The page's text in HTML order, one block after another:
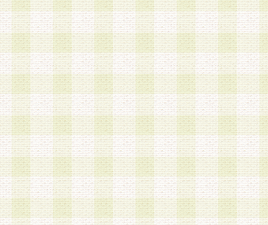
a.既に登録されている会員と同一のメールアドレ
録する場合
b.本サービスと同様のサービスを提供している企
業に従事していると思われる本人またはその家族
場合
c.その他当社が不適切と判断する場合
2.当社は、会員登録希望者を会員として承認する
した 場合、会員登録希望者による会員登録手続
による承認後の場合であっても、会員登録の取り
の抹消を、当社が適切と判 断する方法・手段に
とができるものとします。
3.会員登録希望者が18歳未満、成年被後見人、被
人 である場合は、親権者などの法定代理人の同